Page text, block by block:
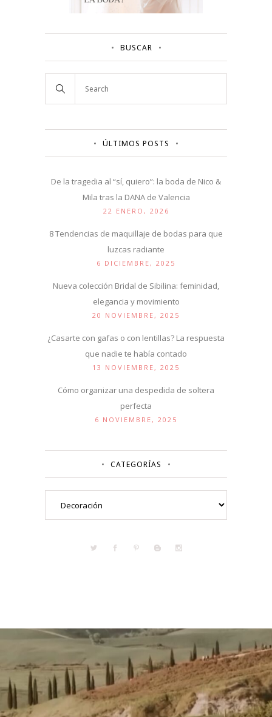
BUSCAR
ÚLTIMOS POSTS
De la tragedia al “sí, quiero”: la boda de Nico &
Mila tras la DANA de Valencia
22 ENERO, 2026
8 Tendencias de maquillaje de bodas para que
luzcas radiante
6 DICIEMBRE, 2025
Nueva colección Bridal de Sibilina: feminidad,
elegancia y movimiento
20 NOVIEMBRE, 2025
¿Casarte con gafas o con lentillas? La respuesta
que nadie te había contado
13 NOVIEMBRE, 2025
Cómo organizar una despedida de soltera
perfecta
6 NOVIEMBRE, 2025
CATEGORÍAS